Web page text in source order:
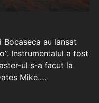
Bocaseca au lansat
Instrumentalul a fost
ul s-a facut la
Mike.…